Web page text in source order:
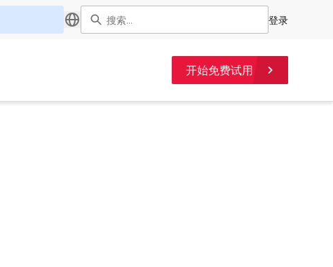
登录
开始免费试用